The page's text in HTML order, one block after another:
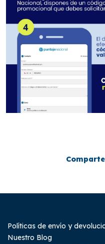
Políticas de envío y
Nuestro Blog